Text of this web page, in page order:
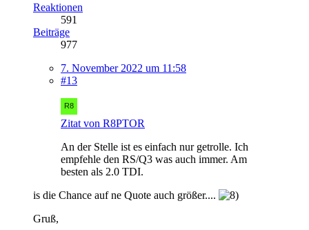
Reaktionen
591
Beiträge
977
7. November 2022 um 11:58
#13
Zitat von R8PTOR
An der Stelle ist es einfach nur getrolle. Ich
empfehle den RS/Q3 was auch immer. Am
besten als 2.0 TDI.
is die Chance auf ne Quote auch größer....
Gruß,